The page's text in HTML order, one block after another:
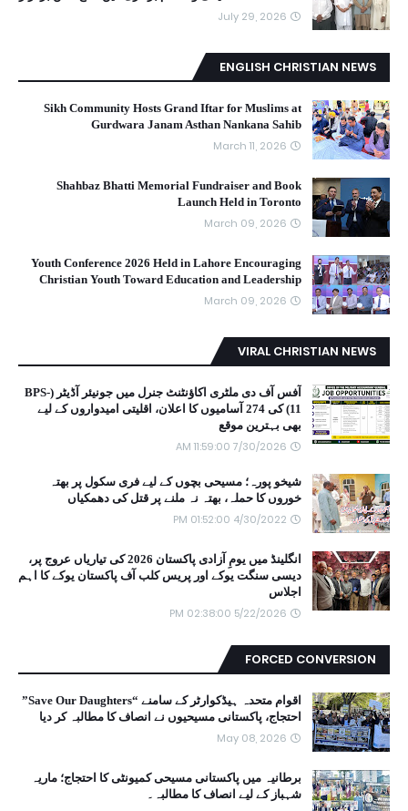
July 29, 2026
ENGLISH CHRISTIAN NEWS
Sikh Community Hosts Grand Iftar for Muslims at
Gurdwara Janam Asthan Nankana Sahib
March 11, 2026
Shahbaz Bhatti Memorial Fundraiser and Book
Launch Held in Toronto
March 09, 2026
Youth Conference 2026 Held in Lahore Encouraging
Christian Youth Toward Education and Leadership
March 09, 2026
VIRAL CHRISTIAN NEWS
آفس آف دی ملٹری اکاؤنٹنٹ جنرل میں جونیئر آڈیٹر (BPS-
11) کی 274 آسامیوں کا اعلان، اقلیتی امیدواروں کے لیے
بھی بہترین موقع
7/30/2026 11:59:00 AM
شیخو پورہ؛ مسیحی بچوں کے لیے فری سکول پر بھتہ
خوروں کا حملہ، بھتہ نہ ملنے پر قتل کی دھمکیاں
4/30/2022 01:52:00 PM
انگلینڈ میں یومِ آزادی پاکستان 2026 کی تیاریاں عروج پر،
دیسی سنگت یوکے اور پریس کلب آف پاکستان یوکے کا اہم
اجلاس
5/22/2026 02:38:00 PM
FORCED CONVERSION
اقوام متحدہ ہیڈکوارٹر کے سامنے “Save Our Daughters”
احتجاج، پاکستانی مسیحیوں نے انصاف کا مطالبہ کر دیا
May 08, 2026
برطانیہ میں پاکستانی مسیحی کمیونٹی کا احتجاج؛ ماریہ
شہباز کے لیے انصاف کا مطالبہ۔